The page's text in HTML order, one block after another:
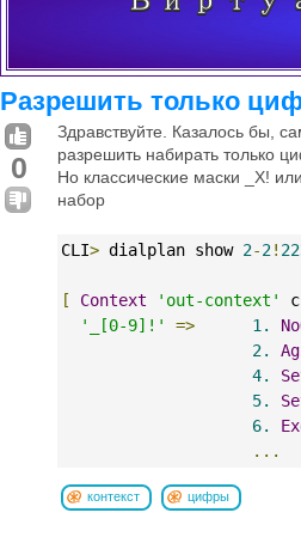
Разрешить только
0
Здравствуйте. Казалось бы,
разрешить набирать только
Но классические маски _X!
набор
CLI> dialplan show 2-2!
[ Context 'out-context'
'_[0-9]!'
=> 1.
2.
4.
5.
6.
...
контекст
цифры